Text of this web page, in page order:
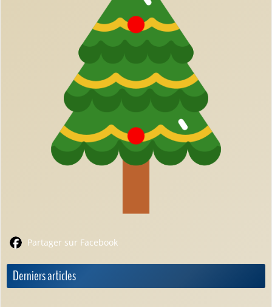
Partager sur Facebook
Derniers articles